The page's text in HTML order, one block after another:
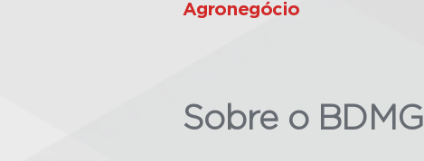
Agronegócio
Sobre o BDMG